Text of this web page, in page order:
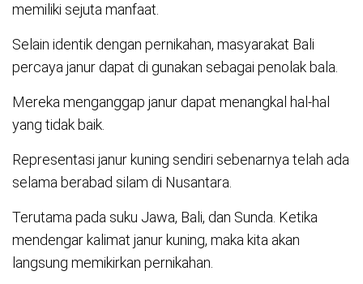
memiliki sejuta manfaat.
Selain identik dengan pernikahan, masyarakat Bali
percaya janur dapat di gunakan sebagai penolak bala.
Mereka menganggap janur dapat menangkal hal-hal
yang tidak baik.
Representasi janur kuning sendiri sebenarnya telah ada
selama berabad silam di Nusantara.
Terutama pada suku Jawa, Bali, dan Sunda. Ketika
mendengar kalimat janur kuning, maka kita akan
langsung memikirkan pernikahan.